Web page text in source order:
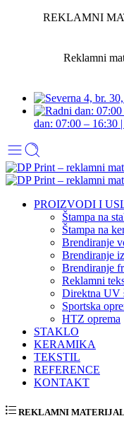
REKLAMNI
Reklamni
dan: 07:00 – 16:30
PROIZVODI I
Štampa na
Štampa na
Brendiranje
Brendiranje
Brendiranje
Reklamni
Direktna UV
Sportska
HTZ oprema
STAKLO
KERAMIKA
TEKSTIL
REFERENCE
KONTAKT
REKLAMNI MATERIJAL